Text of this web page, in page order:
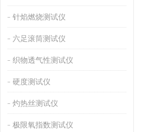
针焰燃烧测试仪
六足滚筒测试仪
织物透气性测试仪
硬度测试仪
灼热丝测试仪
极限氧指数测试仪